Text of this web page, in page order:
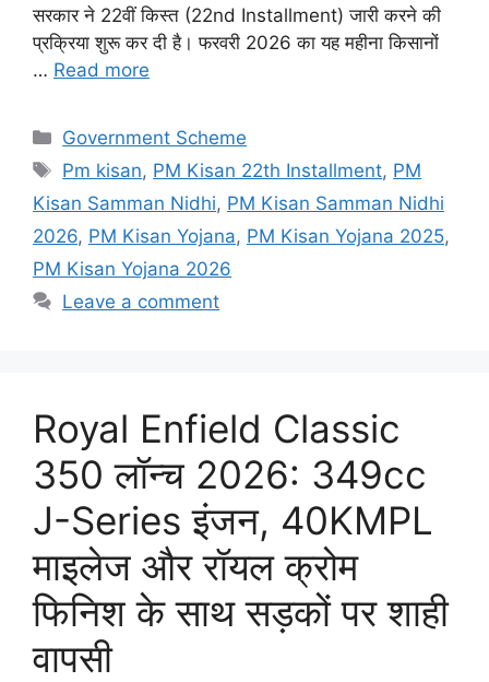
सरकार ने 22वीं किस्त (22nd Installment) जारी करने की
प्रक्रिया शुरू कर दी है। फरवरी 2026 का यह महीना किसानों
… Read more
Categories
Government Scheme
Tags
Pm kisan, PM Kisan 22th Installment, PM
Kisan Samman Nidhi, PM Kisan Samman Nidhi
2026, PM Kisan Yojana, PM Kisan Yojana 2025,
PM Kisan Yojana 2026
Leave a comment
Royal Enfield Classic
350 लॉन्च 2026: 349cc
J-Series इंजन, 40KMPL
माइलेज और रॉयल क्रोम
फिनिश के साथ सड़कों पर शाही
वापसी